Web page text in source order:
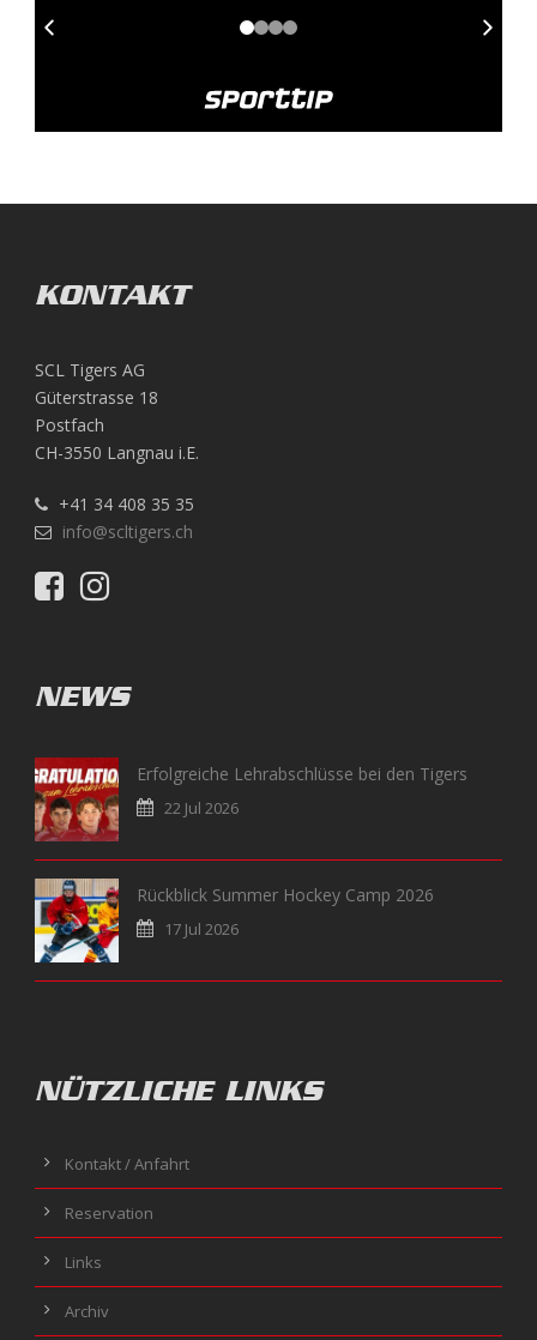
KONTAKT
SCL Tigers AG
Güterstrasse 18
Postfach
CH-3550 Langnau i.E.
+41 34 408 35 35
info@scltigers.ch
NEWS
Erfolgreiche Lehrabschlüsse bei den Tigers
22 Jul 2026
Rückblick Summer Hockey Camp 2026
17 Jul 2026
NÜTZLICHE LINKS
Kontakt / Anfahrt
Reservation
Links
Archiv